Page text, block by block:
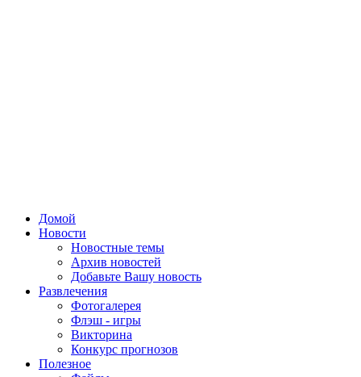
Домой
Новости
Новостные темы
Архив новостей
Добавьте Вашу новость
Развлечения
Фотогалерея
Флэш - игры
Викторина
Конкурс прогнозов
Полезное